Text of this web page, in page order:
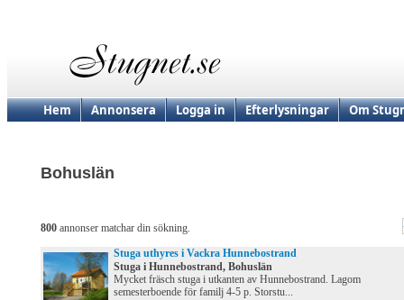
Hem Annonsera Logga in Efterlysningar Om
Bohuslän
800 annonser matchar din sökning.
Stuga uthyres i Vackra Hunnebostrand
Stuga i Hunnebostrand, Bohuslän
Mycket fräsch stuga i utkanten av Hunnebostrand. Lagom
semesterboende för familj 4-5 p. Storstu...